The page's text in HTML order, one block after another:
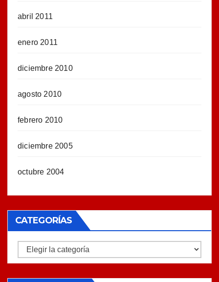
abril 2011
enero 2011
diciembre 2010
agosto 2010
febrero 2010
diciembre 2005
octubre 2004
CATEGORÍAS
Categorías